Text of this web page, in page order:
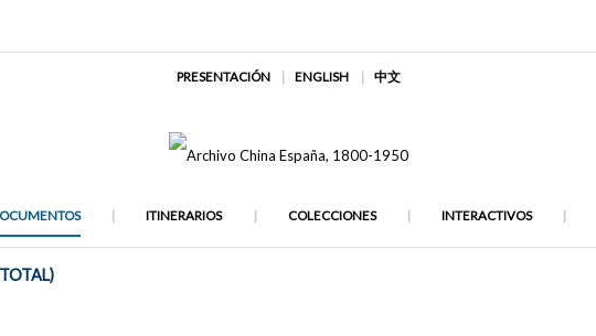
PRESENTACIÓN ENGLISH 中文
ITINERARIOS COLECCIONES INTERACTIVOS